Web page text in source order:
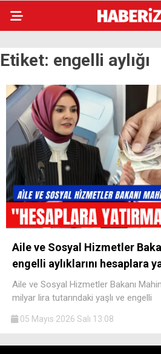
Etiket: engelli aylığı
Aile ve Sosyal Hizmetler
engelli aylıklarını hesaplara
Aile ve Sosyal Hizmetler Bakanı
milyar lira tutarındaki yaşlı ve engelli
05 Mayıs 2026 Salı 13:08